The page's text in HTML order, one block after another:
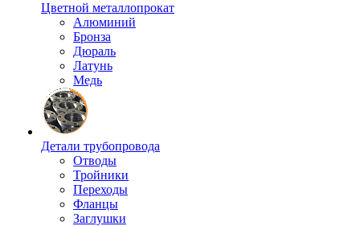
Цветной металлопрокат
Алюминий
Бронза
Дюраль
Латунь
Медь
Детали трубопровода
Отводы
Тройники
Переходы
Фланцы
Заглушки